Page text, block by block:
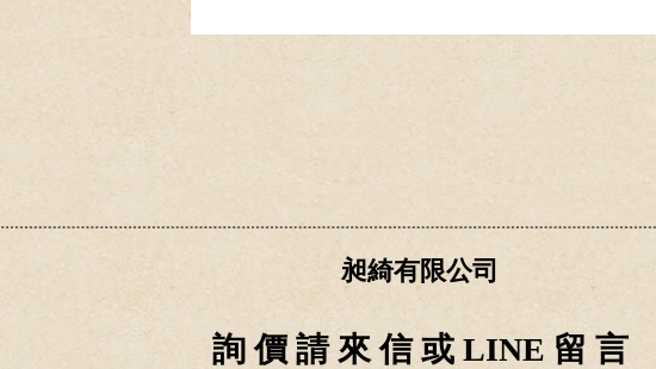
昶綺有限公司
詢 價 請 來 信 或 LINE 留 言